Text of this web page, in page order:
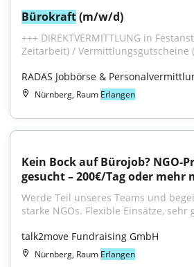
Bürokraft (m/w/d)
+++ DIREKTVERMITTLUNG in
Zeitarbeit) / Vermittlungsgutscheine
RADAS Jobbörse &
Nürnberg, Raum Erlangen
Kein Bock auf Bürojob? NGO-
gesucht – 200€/Tag oder mehr
Werde Teil unseres Teams und
starke NGOs. Flexible Einsätze, sehr
talk2move Fundraising GmbH
Nürnberg, Raum Erlangen